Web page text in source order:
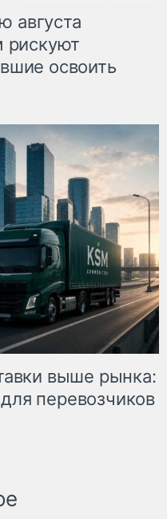
августа
рискуют
освоить
выше рынка:
перевозчиков